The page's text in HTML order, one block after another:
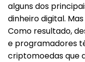
alguns dos
dinheiro digital.
Como resultado,
e programadores
criptomoedas que